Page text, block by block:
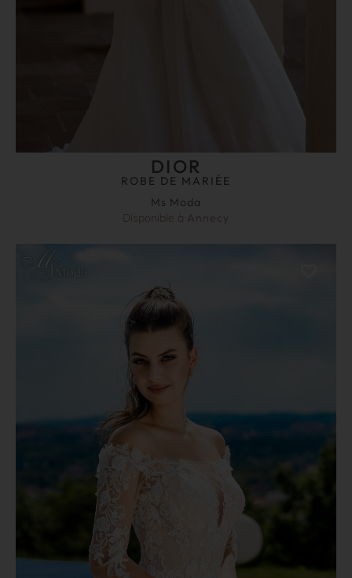
DIOR
ROBE DE MARIÉE
Ms Moda
Disponible à Annecy